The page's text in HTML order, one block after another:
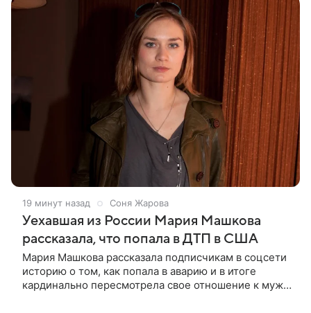
19 минут назад Соня Жарова
Уехавшая из России Мария Машкова
рассказала, что попала в ДТП в США
Мария Машкова рассказала подписчикам в соцсети
историю о том, как попала в аварию и в итоге
кардинально пересмотрела свое отношение к мужу.